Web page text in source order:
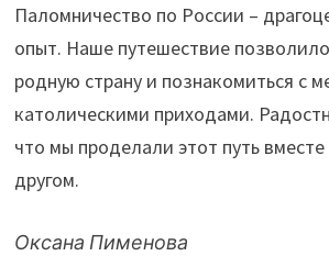
Паломничество по России –
опыт. Наше путешествие
родную страну и познакомиться с
католическими приходами.
что мы проделали этот путь вместе
другом.
Оксана Пименова